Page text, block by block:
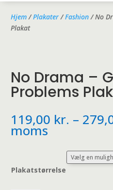
Hjem/Plakater/Fashion/ No
Plakat
No Drama –
Problems
119,00 kr. –
moms
Plakatstørrelse